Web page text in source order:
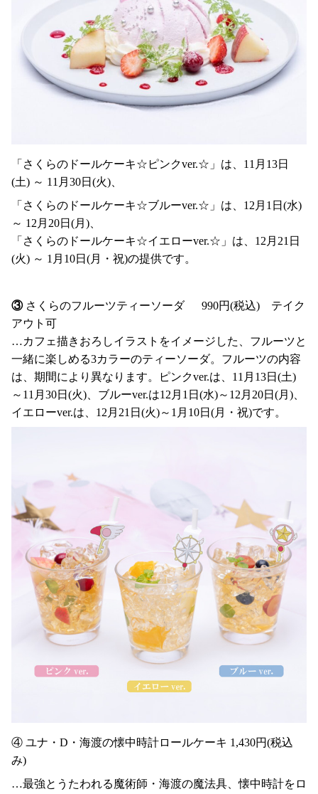
「さくらのドールケーキ☆ピンクver.☆」は、11月13日
(土) ～ 11月30日(火)、
「さくらのドールケーキ☆ブルーver.☆」は、12月1日(水)
～ 12月20日(月)、
「さくらのドールケーキ☆イエローver.☆」は、12月21日
(火) ～ 1月10日(月・祝)の提供です。
③ さくらのフルーツティーソーダ 990円(税込) テイク
アウト可
…カフェ描きおろしイラストをイメージした、フルーツと
一緒に楽しめる3カラーのティーソーダ。フルーツの内容
は、期間により異なります。ピンクver.は、11月13日(土)
～11月30日(火)、ブルーver.は12月1日(水)～12月20日(月)、
イエローver.は、12月21日(火)～1月10日(月・祝)です。
④ ユナ・D・海渡の懐中時計ロールケーキ 1,430円(税込
み)
…最強とうたわれる魔術師・海渡の魔法具、懐中時計をロ